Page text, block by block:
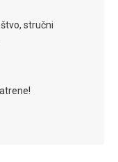
stručni